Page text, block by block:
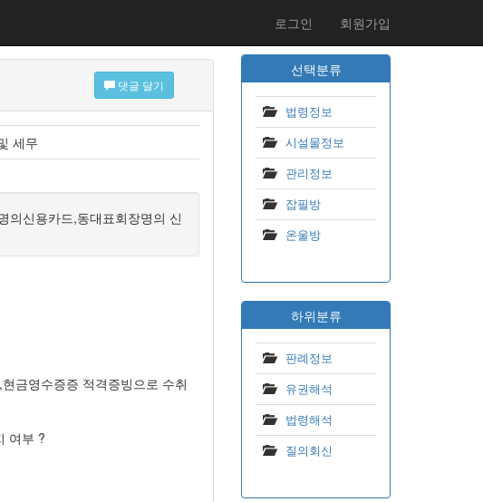
로그인 회원가입
댓글 달기
세무
의신용카드,동대표회장명의 신
금영수증증 적격증빙으로 수취
여부 ?
선택분류
법령정보
시설물정보
관리정보
잡필방
온울방
하위분류
판례정보
유권해석
법령해석
질의회신